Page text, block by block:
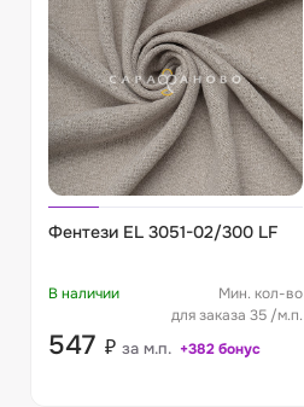
Фентези EL 3051-02/300 LF
В наличии
Мин. кол-во
для заказа 35 /м.п.
547 ₽ за м.п. +382 бонус